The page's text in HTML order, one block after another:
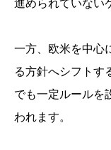
進められていない
一方、欧米を中心
る方針へシフトす
でも一定ルールを
われます。